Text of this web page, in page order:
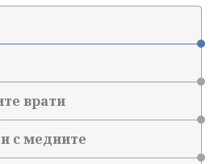
врати
с медиите